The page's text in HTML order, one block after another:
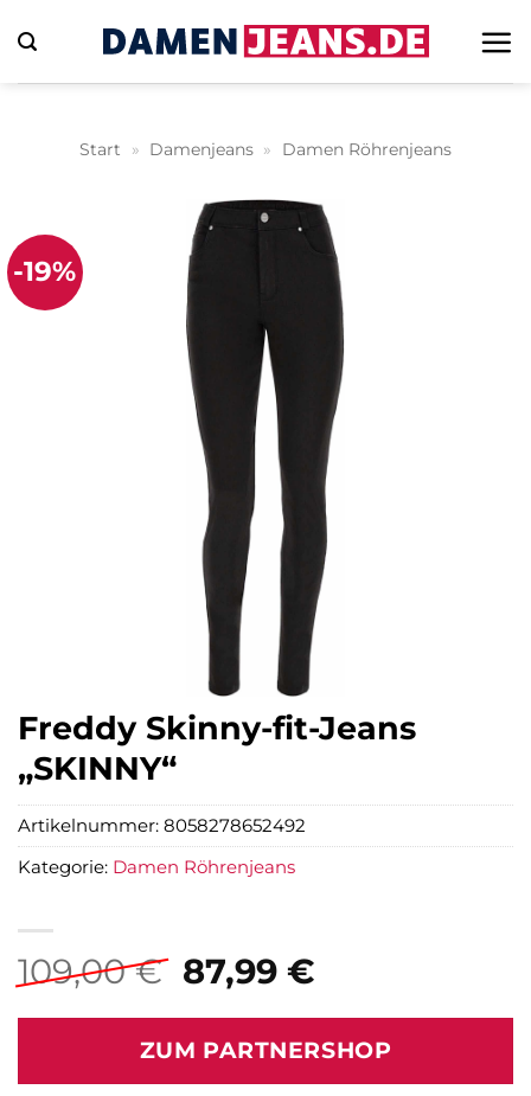
Inhalt
springen
Start » Damenjeans » Damen Röhrenjeans
-19%
Freddy Skinny-fit-Jeans
„SKINNY“
109,00€ Ursprünglicher
Preis
war:
109,00 €
87,99 €Aktueller
ist:
87,99 €.
ZUM PARTNERSHOP
Artikelnummer: 8058278652492
Kategorie: Damen Röhrenjeans